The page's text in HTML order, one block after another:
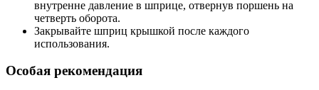
внутренне давление в шприце, отвернув поршень на
четверть оборота.
Закрывайте шприц крышкой после каждого
использования.
Особая рекомендация